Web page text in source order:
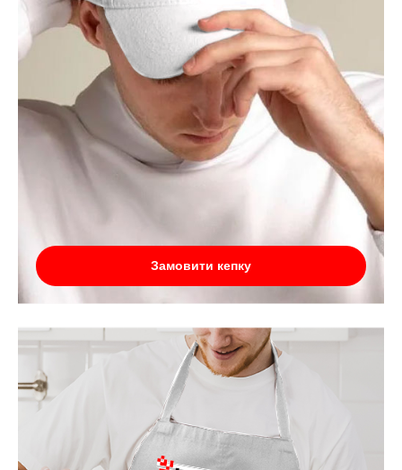
Замовити кепку